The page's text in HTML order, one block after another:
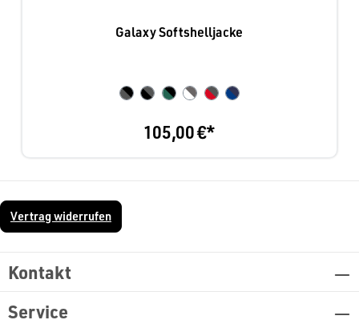
Galaxy Softshelljacke
105,00 €*
Vertrag widerrufen
Kontakt
Service